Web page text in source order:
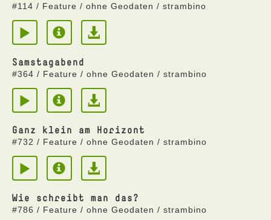
#114 / Feature / ohne Geodaten / strambino
Samstagabend
#364 / Feature / ohne Geodaten / strambino
Ganz klein am Horizont
#732 / Feature / ohne Geodaten / strambino
Wie schreibt man das?
#786 / Feature / ohne Geodaten / strambino